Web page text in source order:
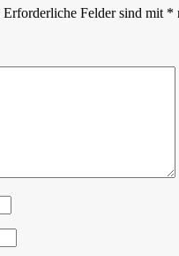
Erforderliche Felder sind mit *